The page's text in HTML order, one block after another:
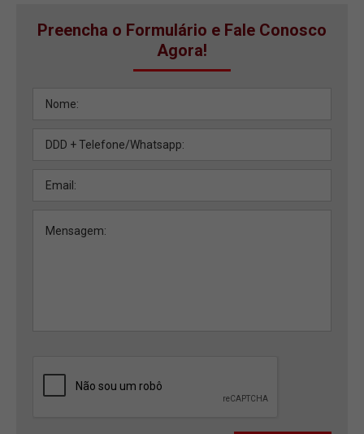
Preencha o Formulário e Fale Conosco
Agora!